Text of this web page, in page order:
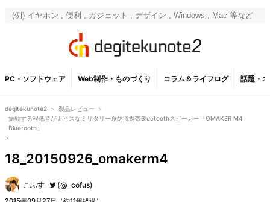
PC・ソフトウェア Web制作・ものづくり コラム＆ライフログ 話題・
degitekunote2 > 製品レビュー
>
振動する程低音がナイスなミリタリー系防滴携帯Bluetoothスピーカー「OMAKER M4
Bluetooth」
>
18_20150926_omakerm4
こふす (@_cofus)